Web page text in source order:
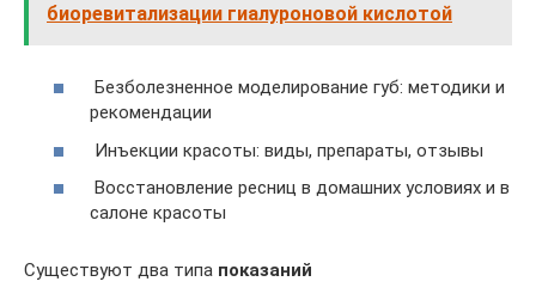
биоревитализации гиалуроновой кислотой
Безболезненное моделирование губ: методики и
рекомендации
Инъекции красоты: виды, препараты, отзывы
Восстановление ресниц в домашних условиях и в
салоне красоты
Существуют два типа показаний